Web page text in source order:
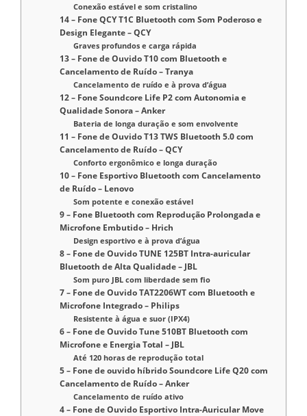
Conexão estável e som cristalino
14 – Fone QCY T1C Bluetooth com Som Poderoso e
Design Elegante – QCY
Graves profundos e carga rápida
13 – Fone de Ouvido T10 com Bluetooth e
Cancelamento de Ruído – Tranya
Cancelamento de ruído e à prova d’água
12 – Fone Soundcore Life P2 com Autonomia e
Qualidade Sonora – Anker
Bateria de longa duração e som envolvente
11 – Fone de Ouvido T13 TWS Bluetooth 5.0 com
Cancelamento de Ruído – QCY
Conforto ergonômico e longa duração
10 – Fone Esportivo Bluetooth com Cancelamento
de Ruído – Lenovo
Som potente e conexão estável
9 – Fone Bluetooth com Reprodução Prolongada e
Microfone Embutido – Hrich
Design esportivo e à prova d’água
8 – Fone de Ouvido TUNE 125BT Intra-auricular
Bluetooth de Alta Qualidade – JBL
Som puro JBL com liberdade sem fio
7 – Fone de Ouvido TAT2206WT com Bluetooth e
Microfone Integrado – Philips
Resistente à água e suor (IPX4)
6 – Fone de Ouvido Tune 510BT Bluetooth com
Microfone e Energia Total – JBL
Até 120 horas de reprodução total
5 – Fone de ouvido híbrido Soundcore Life Q20 com
Cancelamento de Ruído – Anker
Cancelamento de ruído ativo
4 – Fone de Ouvido Esportivo Intra-Auricular Move